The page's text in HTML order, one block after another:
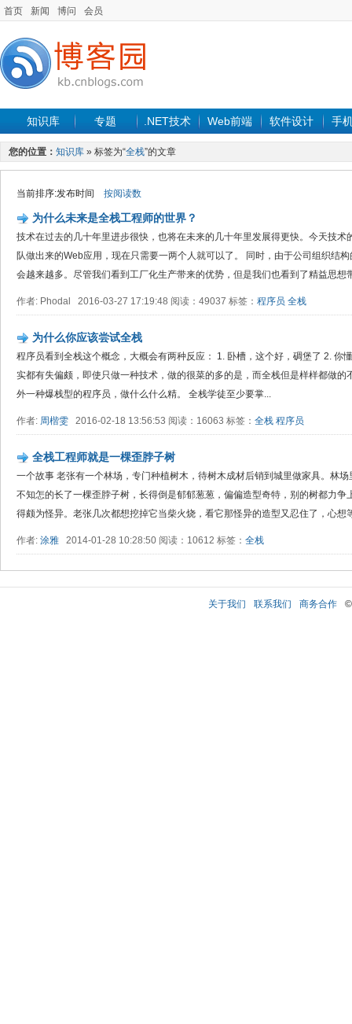
首页 新闻 博问 会员
知识库 专题 .NET技术 Web前端 软件设计 手
您的位置： 知识库 » 标签为“全栈”的文章
当前排序:发布时间 按阅读数
为什么未来是全栈工程师的世界？
技术在过去的几十年里进步很快，也将在未来的几十年里发展得更快。今天技
队做出来的Web应用，现在只需要一两个人就可以了。 同时，由于公司组织结
会越来越多。尽管我们看到工厂化生产带来的优势，但是我们也看到了精益思想
作者: Phodal 2016-03-27 17:19:48 阅读：49037 标签： 程序员 全栈
为什么你应该尝试全栈
程序员看到全栈这个概念，大概会有两种反应： 1. 卧槽，这个好，碉堡了 2. 你
实都有失偏颇，即使只做一种技术，做的很菜的多的是，而全栈但是样样都做
外一种爆栈型的程序员，做什么什么精。 全栈学徒至少要掌...
作者: 周楷雯 2016-02-18 13:56:53 阅读：16063 标签： 全栈 程序员
全栈工程师就是一棵歪脖子树
一个故事 老张有一个林场，专门种植树木，待树木成材后销到城里做家具。林
不知怎的长了一棵歪脖子树，长得倒是郁郁葱葱，偏偏造型奇特，别的树都力
得颇为怪异。老张几次都想挖掉它当柴火烧，看它那怪异的造型又忍住了，心想
作者: 涂雅 2014-01-28 10:28:50 阅读：10612 标签： 全栈
关于我们 联系我们 商务合作